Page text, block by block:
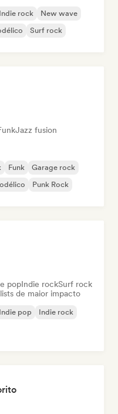
Indie rock
New wave
Surf rock
Jazz fusion
Funk
Garage rock
Punk Rock
popIndie rockSurf rock
de maior impacto
Indie pop
Indie rock